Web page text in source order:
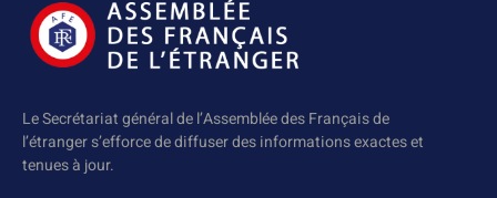
Le Secrétariat général de l’Assemblée des Français de
l’étranger s’efforce de diffuser des informations exactes et
tenues à jour.